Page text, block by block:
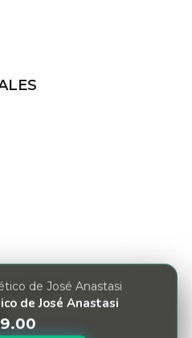
de José Anastasi
9.00